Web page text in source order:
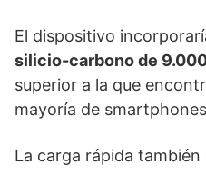
El dispositivo
silicio-carbono de
superior a la que
mayoría de
La carga rápida también